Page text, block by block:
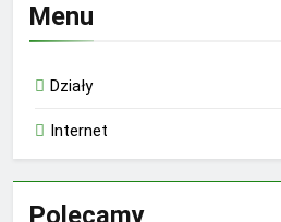
Menu
Działy
Internet
Polecamy